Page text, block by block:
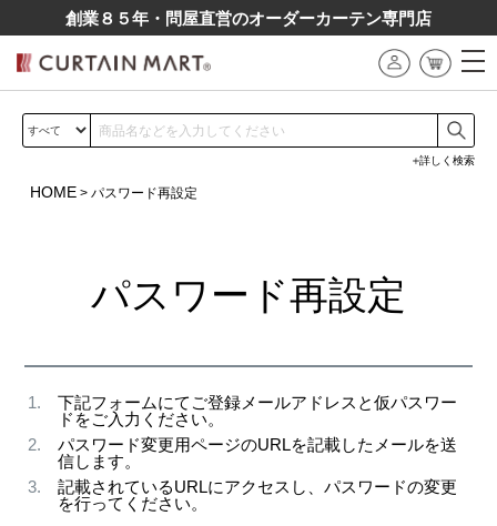
創業８５年・問屋直営のオーダーカーテン専⾨店
詳しく検索
HOME パスワード再設定
パスワード再設定
下記フォームにてご登録メールアドレスと仮パスワー
ドをご入力ください。
パスワード変更用ページのURLを記載したメールを送
信します。
記載されているURLにアクセスし、パスワードの変更
を行ってください。